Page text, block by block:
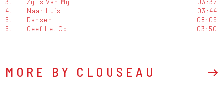
4.
Naar Huis
03:44
5.
Dansen
08:09
6.
Geef Het Op 03:50
MORE BY CLOUSEAU